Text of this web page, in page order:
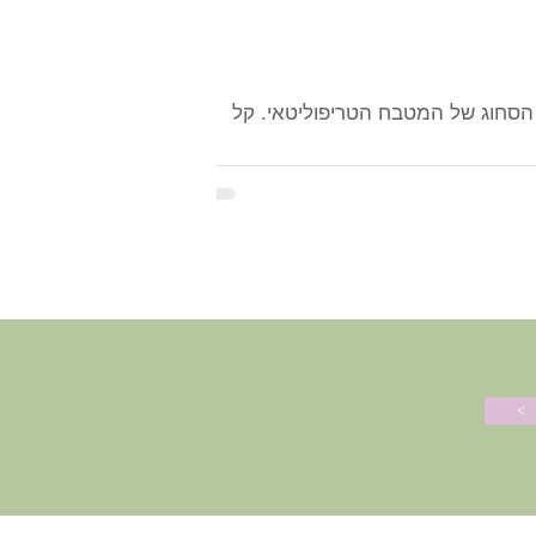
פלפל צ'ומה - מתכון מבית אימא. הממרח החריף שמעניק טעם, תשוקה וחיות לכל כריך באשר הוא. הסחוג של המטבח הטריפוליטאי. קל
>